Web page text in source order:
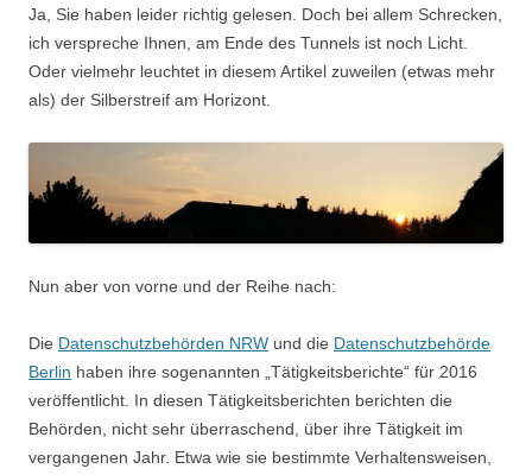
Ja, Sie haben leider richtig gelesen. Doch bei allem Schrecken,
ich verspreche Ihnen, am Ende des Tunnels ist noch Licht.
Oder vielmehr leuchtet in diesem Artikel zuweilen (etwas mehr
als) der Silberstreif am Horizont.
Nun aber von vorne und der Reihe nach:
Die Datenschutzbehörden NRW und die Datenschutzbehörde
Berlin haben ihre sogenannten „Tätigkeitsberichte“ für 2016
veröffentlicht. In diesen Tätigkeitsberichten berichten die
Behörden, nicht sehr überraschend, über ihre Tätigkeit im
vergangenen Jahr. Etwa wie sie bestimmte Verhaltensweisen,